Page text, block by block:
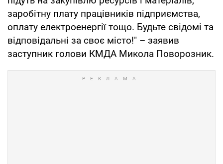
заробітну плату працівників підприємства,
оплату електроенергії тощо. Будьте свідомі та
відповідальні за своє місто!" – заявив
заступник голови КМДА Микола Поворозник.